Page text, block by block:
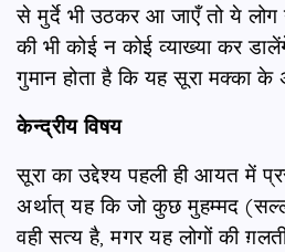
से मुर्दे भी उठकर आ जाएँ तो ये
की भी कोई न कोई व्याख्या कर
गुमान होता है कि यह सूरा मक्का के
केन्द्रीय विषय
सूरा का उद्देश्य पहली ही आयत में
अर्थात् यह कि जो कुछ मुहम्मद
वही सत्य है, मगर यह लोगों की